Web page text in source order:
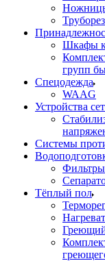
Шкафы
групп
Спецодежда
WAAG
Устройства
Системы
Фильтры
Тёплый пол